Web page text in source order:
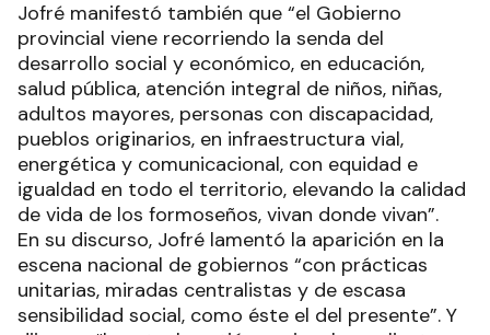
Jofré manifestó también que “el Gobierno
provincial viene recorriendo la senda del
desarrollo social y económico, en educación,
salud pública, atención integral de niños, niñas,
adultos mayores, personas con discapacidad,
pueblos originarios, en infraestructura vial,
energética y comunicacional, con equidad e
igualdad en todo el territorio, elevando la calidad
de vida de los formoseños, vivan donde vivan”.
En su discurso, Jofré lamentó la aparición en la
escena nacional de gobiernos “con prácticas
unitarias, miradas centralistas y de escasa
sensibilidad social, como éste el del presente”. Y